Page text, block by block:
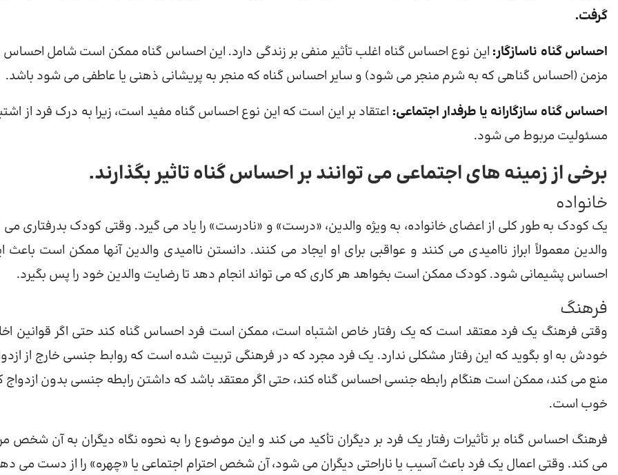
گرفت.
احساس گناه ناسازگار: این نوع احساس گناه اغلب تأثیر منفی بر زندگی دارد. این احساس گناه ممکن است شامل احساس
مزمن (احساس گناهی که به شرم منجر می شود) و سایر احساس گناه که منجر به پریشانی ذهنی یا عاطفی می شود باشد.
احساس گناه سازگارانه یا طرفدار اجتماعی: اعتقاد بر این است که این نوع احساس گناه مفید است، زیرا به درک فرد از
مسئولیت مربوط می شود.
برخی از زمینه های اجتماعی می توانند بر احساس گناه تاثیر بگذارند.
خانواده
یک کودک به طور کلی از اعضای خانواده، به ویژه والدین، «درست» و «نادرست» را یاد می گیرد. وقتی کودک بدرفتاری می
والدین معمولاً ابراز ناامیدی می کنند و عواقبی برای او ایجاد می کنند. دانستن ناامیدی والدین آنها ممکن است باعث
احساس پشیمانی شود. کودک ممکن است بخواهد هر کاری که می تواند انجام دهد تا رضایت والدین خود را پس بگیرد.
فرهنگ
وقتی فرهنگ یک فرد معتقد است که یک رفتار خاص اشتباه است، ممکن است فرد احساس گناه کند حتی اگر قوانین
خودش به او بگوید که این رفتار مشکلی ندارد. یک فرد مجرد که در فرهنگی تربیت شده است که روابط جنسی خارج از
منع می کند، ممکن است هنگام رابطه جنسی احساس گناه کند، حتی اگر معتقد باشد که داشتن رابطه جنسی بدون ازدواج
خوب است.
فرهنگ احساس گناه بر تأثیرات رفتار یک فرد بر دیگران تأکید می کند و این موضوع را به نحوه نگاه دیگران به آن شخص
می کند. وقتی اعمال یک فرد باعث آسیب یا ناراحتی دیگران می شود، آن شخص احترام اجتماعی یا «چهره» را از دست می